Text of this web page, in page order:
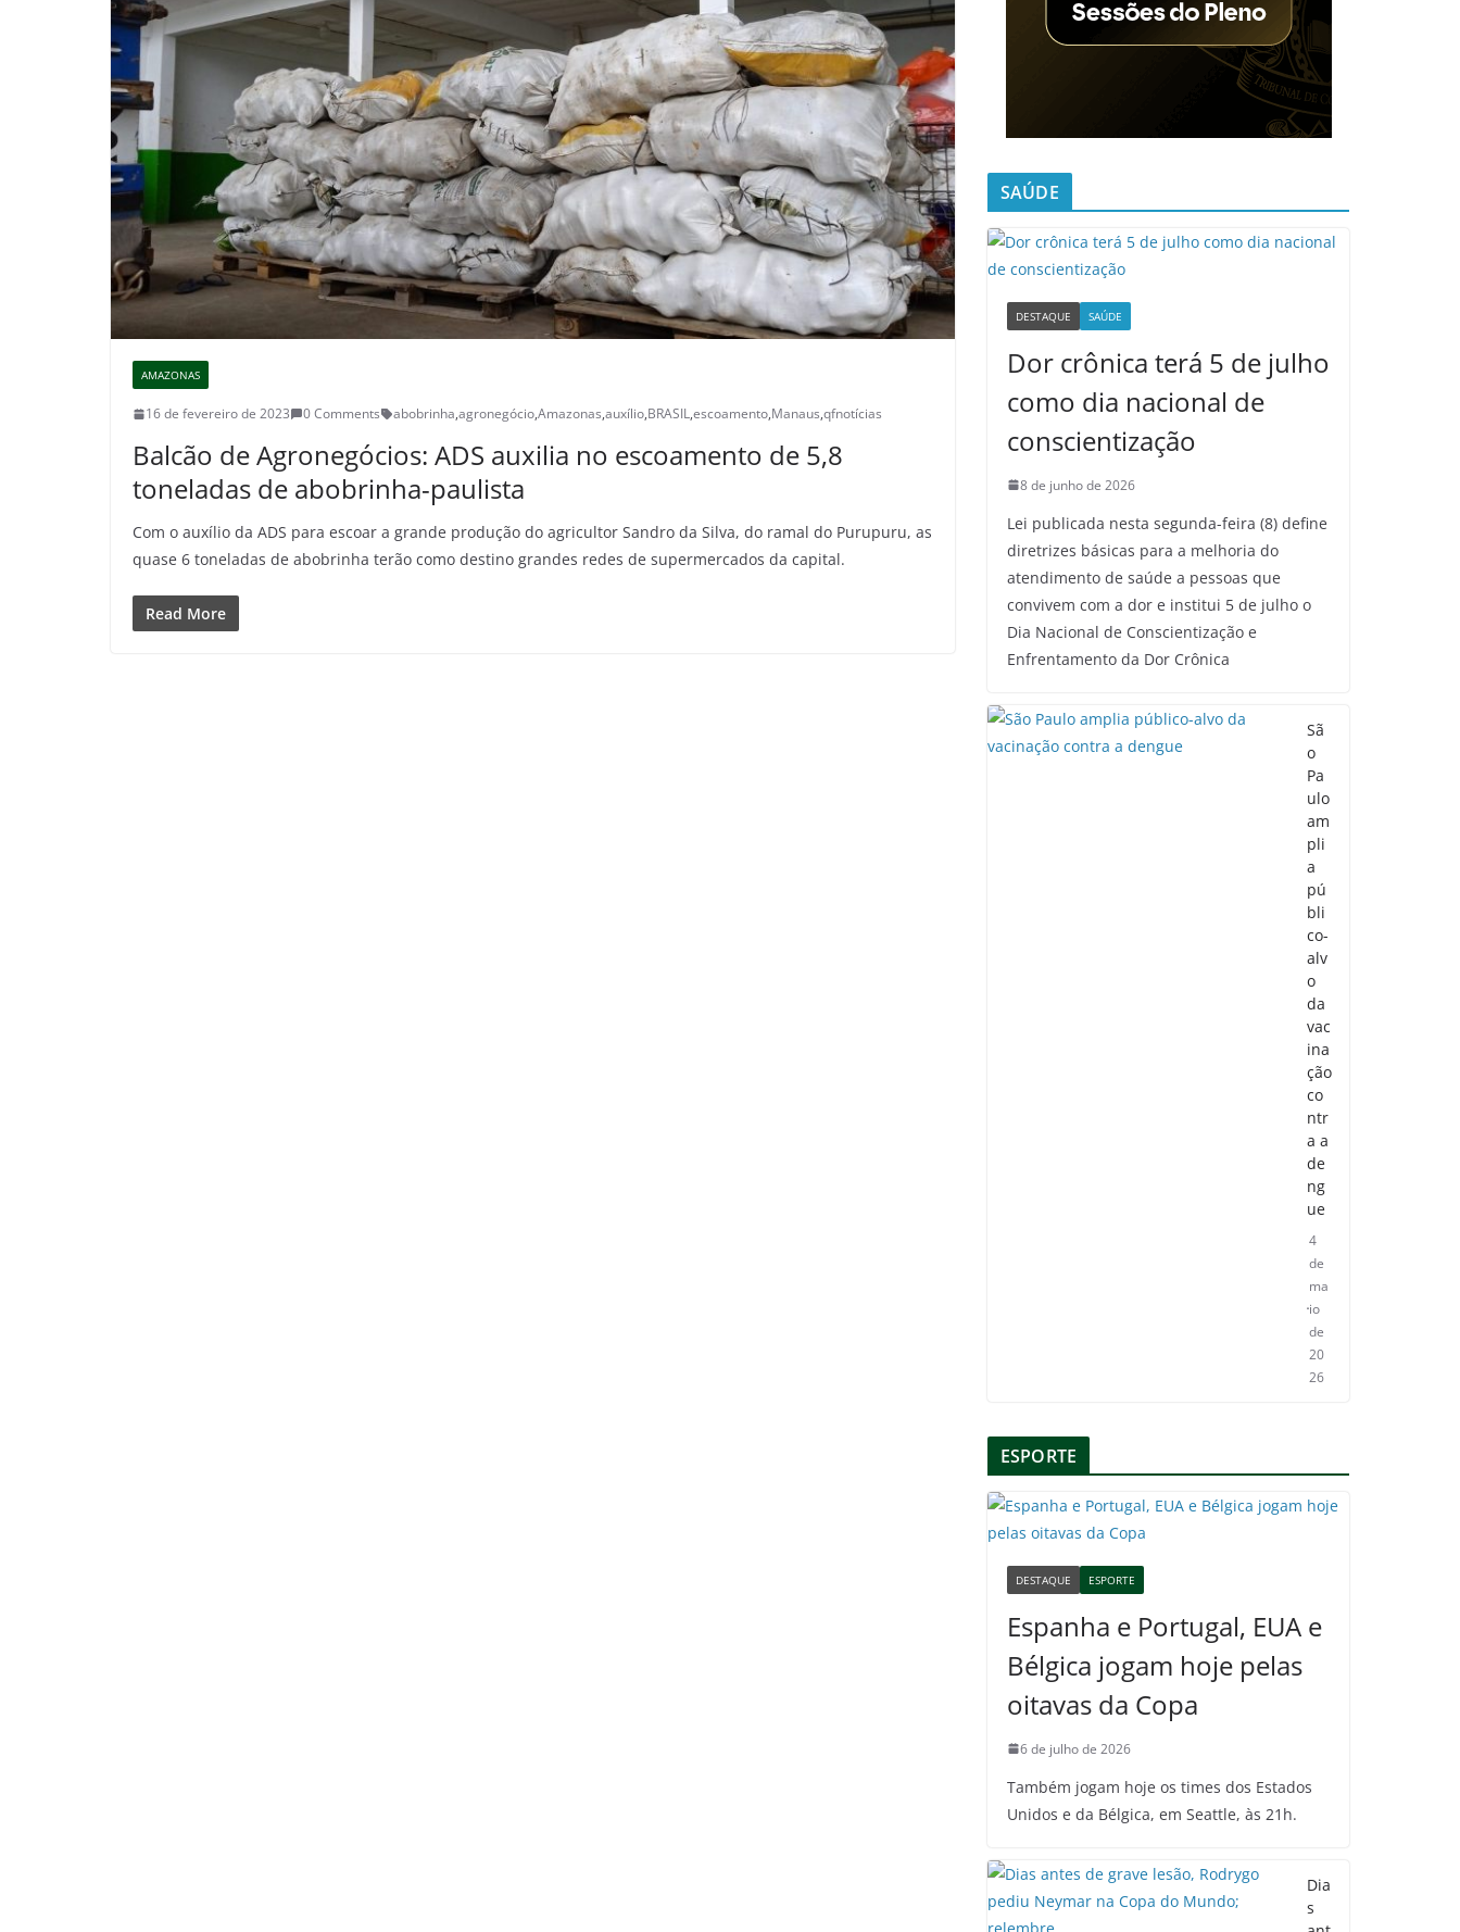
AMAZONAS
16 de fevereiro de 2023 0 Comments abobrinha,agronegócio,Amazonas,auxílio,BRASIL,escoamento,Manaus,qfnotícias
Balcão de Agronegócios: ADS auxilia no escoamento de 5,8
toneladas de abobrinha-paulista
Com o auxílio da ADS para escoar a grande produção do agricultor Sandro da Silva, do ramal do Purupuru, as
quase 6 toneladas de abobrinha terão como destino grandes redes de supermercados da capital.
Read More
SAÚDE
DESTAQUE SAÚDE
Dor crônica terá 5 de julho
como dia nacional de
conscientização
8 de junho de 2026
Lei publicada nesta segunda-feira (8) define
diretrizes básicas para a melhoria do
atendimento de saúde a pessoas que
convivem com a dor e institui 5 de julho o
Dia Nacional de Conscientização e
Enfrentamento da Dor Crônica
Sã
o
Pa
ulo
am
pli
a
pú
bli
co-
alv
o
da
vac
ina
ção
co
ntr
a a
de
ng
ue
4
de
ma
io
de
20
26
ESPORTE
DESTAQUE ESPORTE
Espanha e Portugal, EUA e
Bélgica jogam hoje pelas
oitavas da Copa
6 de julho de 2026
Também jogam hoje os times dos Estados
Unidos e da Bélgica, em Seattle, às 21h.
Dia
s